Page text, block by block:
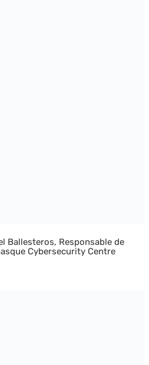
Ballesteros, Responsable de
Cybersecurity Centre